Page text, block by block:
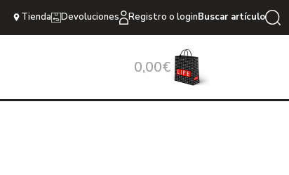
Tienda Devoluciones Registro o loginBuscar artículo
0,00€